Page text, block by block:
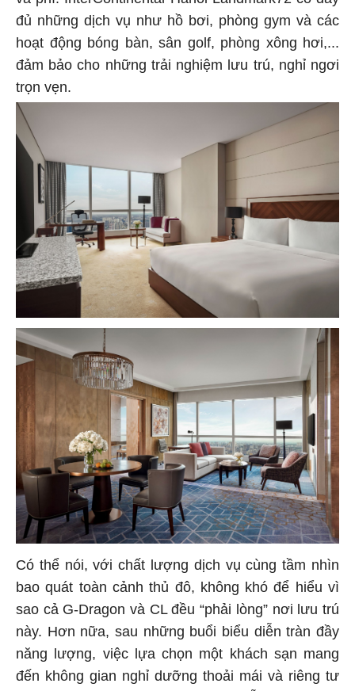
đủ những dịch vụ như hồ bơi, phòng gym và các
hoạt động bóng bàn, sân golf, phòng xông hơi,...
đảm bảo cho những trải nghiệm lưu trú, nghỉ ngơi
trọn vẹn.
Có thể nói, với chất lượng dịch vụ cùng tầm nhìn
bao quát toàn cảnh thủ đô, không khó để hiểu vì
sao cả G-Dragon và CL đều “phải lòng” nơi lưu trú
này. Hơn nữa, sau những buổi biểu diễn tràn đầy
năng lượng, việc lựa chọn một khách sạn mang
đến không gian nghỉ dưỡng thoải mái và riêng tư